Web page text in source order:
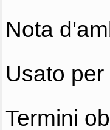
Nota
Usato per
Termini